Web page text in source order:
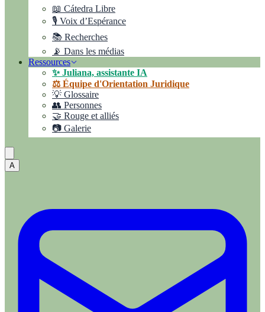
📖 Cátedra Libre
🎙️ Voix d’Espérance
📚 Recherches
📡 Dans les médias
Ressources
✨ Juliana, assistante IA
⚖️ Équipe d'Orientation Juridique
💡 Glossaire
👥 Personnes
🤝 Rouge et alliés
📷 Galerie
A